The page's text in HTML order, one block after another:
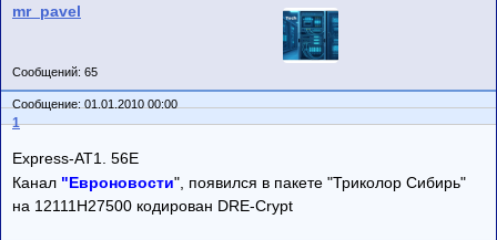
mr_pavel
Сообщений: 65
Сообщение: 01.01.2010 00:00
1
Express-AT1. 56E
Канал "Евроновости", появился в пакете "Триколор Сибирь"
на 12111Н27500 кодирован DRE-Crypt